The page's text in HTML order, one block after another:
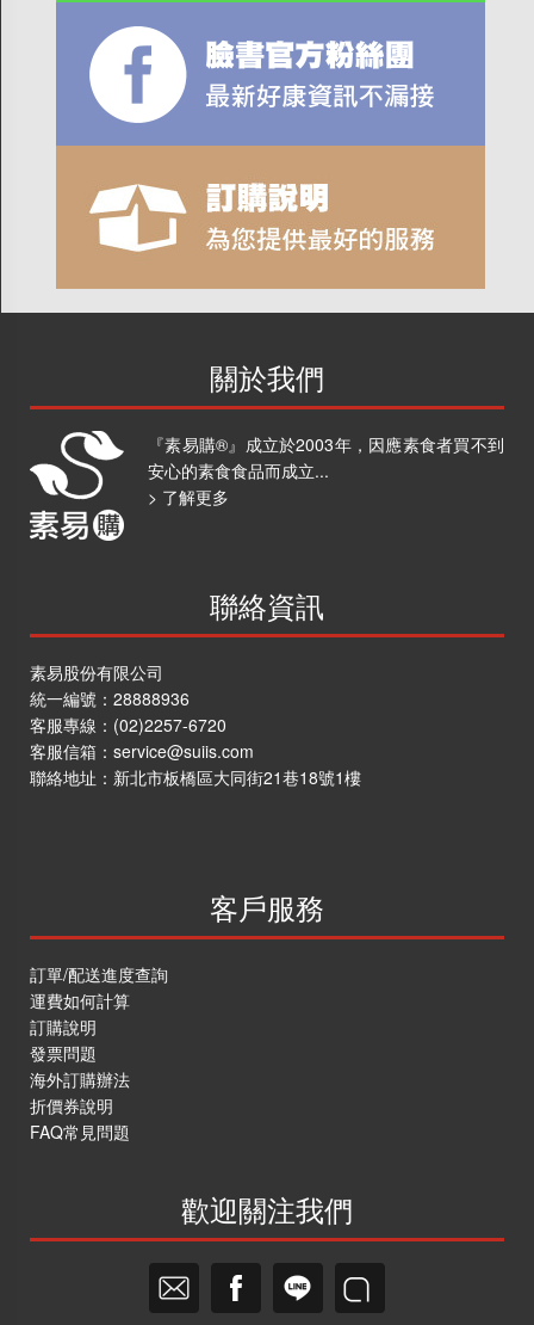
關於我們
『素易購®』成立於2003年，因應素食者買不到
安心的素食食品而成立...
> 了解更多
聯絡資訊
素易股份有限公司
統一編號：28888936
客服專線： (02)2257-6720
客服信箱： service@suiis.com
聯絡地址： 新北市板橋區大同街21巷18號1樓
客戶服務
訂單/配送進度查詢
運費如何計算
訂購說明
發票問題
海外訂購辦法
折價券說明
FAQ常見問題
歡迎關注我們